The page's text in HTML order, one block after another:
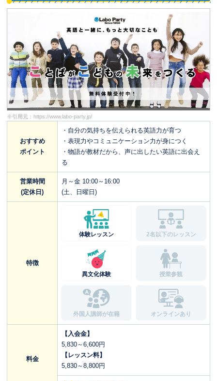
※引用元： https://www.labo-party.jp/
おすすめ
ポイント
・自分の気持ちを伝えられる英語力が育つ
・表現力やコミュニケーション力が身につく
・物語が教材だから、声に出したい英語に出会え
る
営業時間
(定休日)
月～金 10:00～16:00
(土、日曜日)
特徴
体験レッスン 2名以下のレッスン
異文化体験 授業参観
外国人講師が在籍 オンラインあり
料金
【入会金】
5,830～6,600円
【レッスン料】
5,830～8,800円